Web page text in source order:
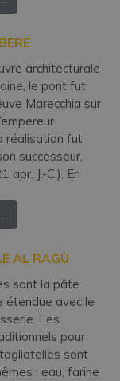
architecturale
le pont fut
Marecchia sur
réalisation fut
successeur,
apr. J.-C.). En
AL RAGÙ
sont la pâte
étendue avec le
Les
pour
sont
: eau, farine